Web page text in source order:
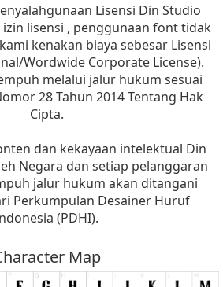
Lisensi Din Studio
lisensi , penggunaan font tidak
kenakan biaya sebesar Lisensi
Wordwide Corporate License).
melalui jalur hukum sesuai
28 Tahun 2014 Tentang Hak
Cipta.
dan kekayaan intelektual Din
Negara dan setiap pelanggaran
jalur hukum akan ditangani
Perkumpulan Desainer Huruf
(PDHI).
Map